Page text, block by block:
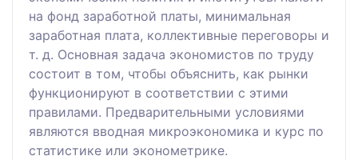
на фонд заработной платы, минимальная
заработная плата, коллективные переговоры и
т. д. Основная задача экономистов по труду
состоит в том, чтобы объяснить, как рынки
функционируют в соответствии с этими
правилами. Предварительными условиями
являются вводная микроэкономика и курс по
статистике или эконометрике.